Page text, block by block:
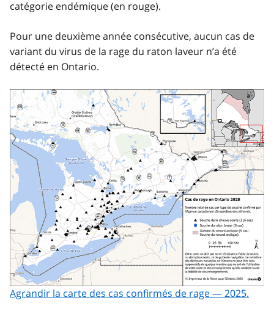
catégorie endémique (en rouge).
Pour une deuxième année consécutive, aucun cas de
variant du virus de la rage du raton laveur n’a été
détecté en Ontario.
Image
Agrandir la carte des cas confirmés de rage — 2025.